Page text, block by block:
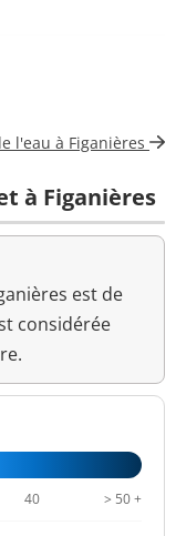
<=0 n/(100mL)
>=6,5 et <=9
unité pH
l'eau à Figanières
à Figanières
est de
considérée
40 > 50 +